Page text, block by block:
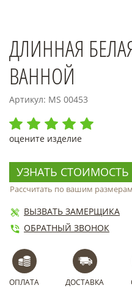
ДЛИННАЯ
ВАННОЙ
Артикул: MS 00453
оцените изделие
УЗНАТЬ СТОИМОСТЬ
Рассчитать по вашим размерам
ВЫЗВАТЬ ЗАМЕРЩИКА
ОБРАТНЫЙ ЗВОНОК
ОПЛАТА ДОСТАВКА